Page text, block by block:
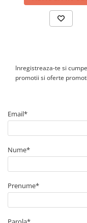
Inregistreaza-te si
promotii si oferte
Email*
Nume*
Prenume*